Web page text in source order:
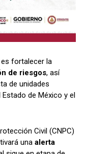
es fortalecer la
de riesgos, así
de unidades
de México y el
Civil (CNPC)
una alerta